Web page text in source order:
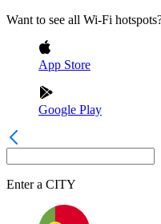
Want to see all Wi-Fi
App Store
Google Play
Enter a CITY